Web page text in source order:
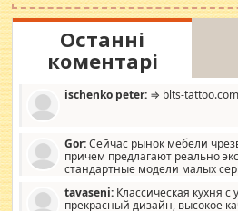
Останні
коментарі
ischenko peter: ⇒ blts-tattoo.com
Gor:Сейчас рынок мебели
причем предлагают реально
стандартные модели малых
стандартные формы, в MebelOk,
со вкусом все в порядке, без
tavaseni: Классическая кухня
прекрасный дизайн, высокое